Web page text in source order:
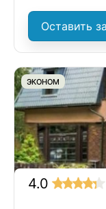
Оставить
ЭКОНОМ
4.0